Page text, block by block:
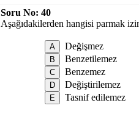
Soru No: 40
Aşağıdakilerden hangisi parmak
Değişmez
Benzetilemez
Benzemez
Değiştirilemez
Tasnif edilemez